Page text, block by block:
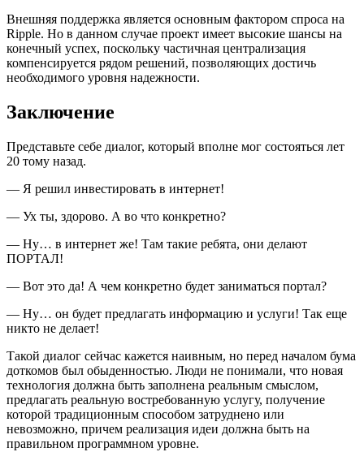
Внешняя поддержка является основным фактором спроса на
Ripple. Но в данном случае проект имеет высокие шансы на
конечный успех, поскольку частичная централизация
компенсируется рядом решений, позволяющих достичь
необходимого уровня надежности.
Заключение
Представьте себе диалог, который вполне мог состояться лет
20 тому назад.
— Я решил инвестировать в интернет!
— Ух ты, здорово. А во что конкретно?
— Ну… в интернет же! Там такие ребята, они делают
ПОРТАЛ!
— Вот это да! А чем конкретно будет заниматься портал?
— Ну… он будет предлагать информацию и услуги! Так еще
никто не делает!
Такой диалог сейчас кажется наивным, но перед началом бума
доткомов был обыденностью. Люди не понимали, что новая
технология должна быть заполнена реальным смыслом,
предлагать реальную востребованную услугу, получение
которой традиционным способом затруднено или
невозможно, причем реализация идеи должна быть на
правильном программном уровне.